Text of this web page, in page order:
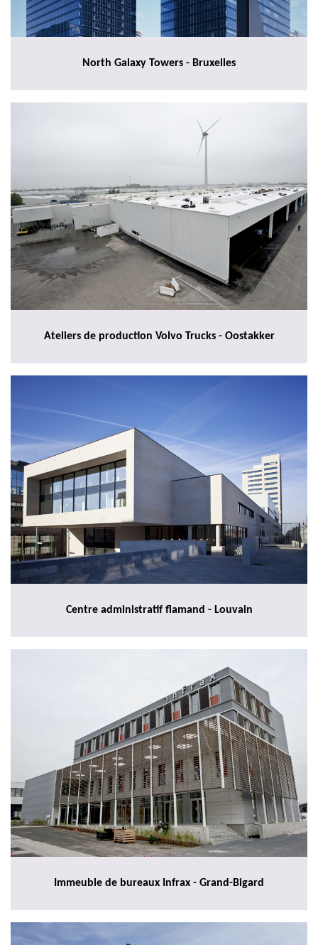
North Galaxy Towers - Bruxelles
Ateliers de production Volvo Trucks - Oostakker
Centre administratif flamand - Louvain
Immeuble de bureaux Infrax - Grand-Bigard